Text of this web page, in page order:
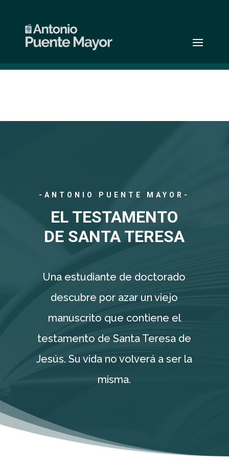
-ANTONIO PUENTE MAYOR-
EL TESTAMENTO
DE SANTA TERESA
Una estudiante de doctorado
descubre por azar un viejo
manuscrito que contiene el
testamento de Santa Teresa de
Jesús. Su vida no volverá a ser la
misma.